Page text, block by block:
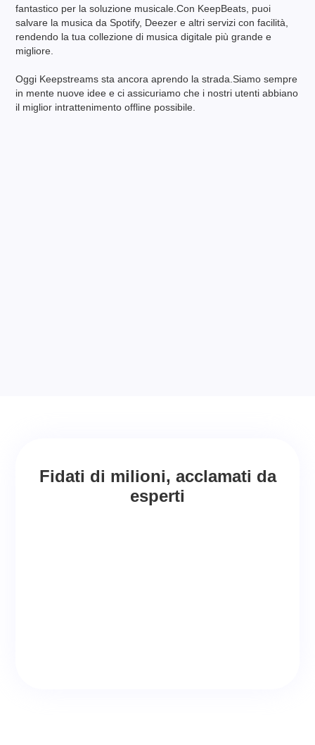
fantastico per la soluzione musicale.Con KeepBeats, puoi
salvare la musica da Spotify, Deezer e altri servizi con facilità,
rendendo la tua collezione di musica digitale più grande e
migliore.
Oggi Keepstreams sta ancora aprendo la strada.Siamo sempre
in mente nuove idee e ci assicuriamo che i nostri utenti abbiano
il miglior intrattenimento offline possibile.
Fidati di milioni, acclamati da
esperti